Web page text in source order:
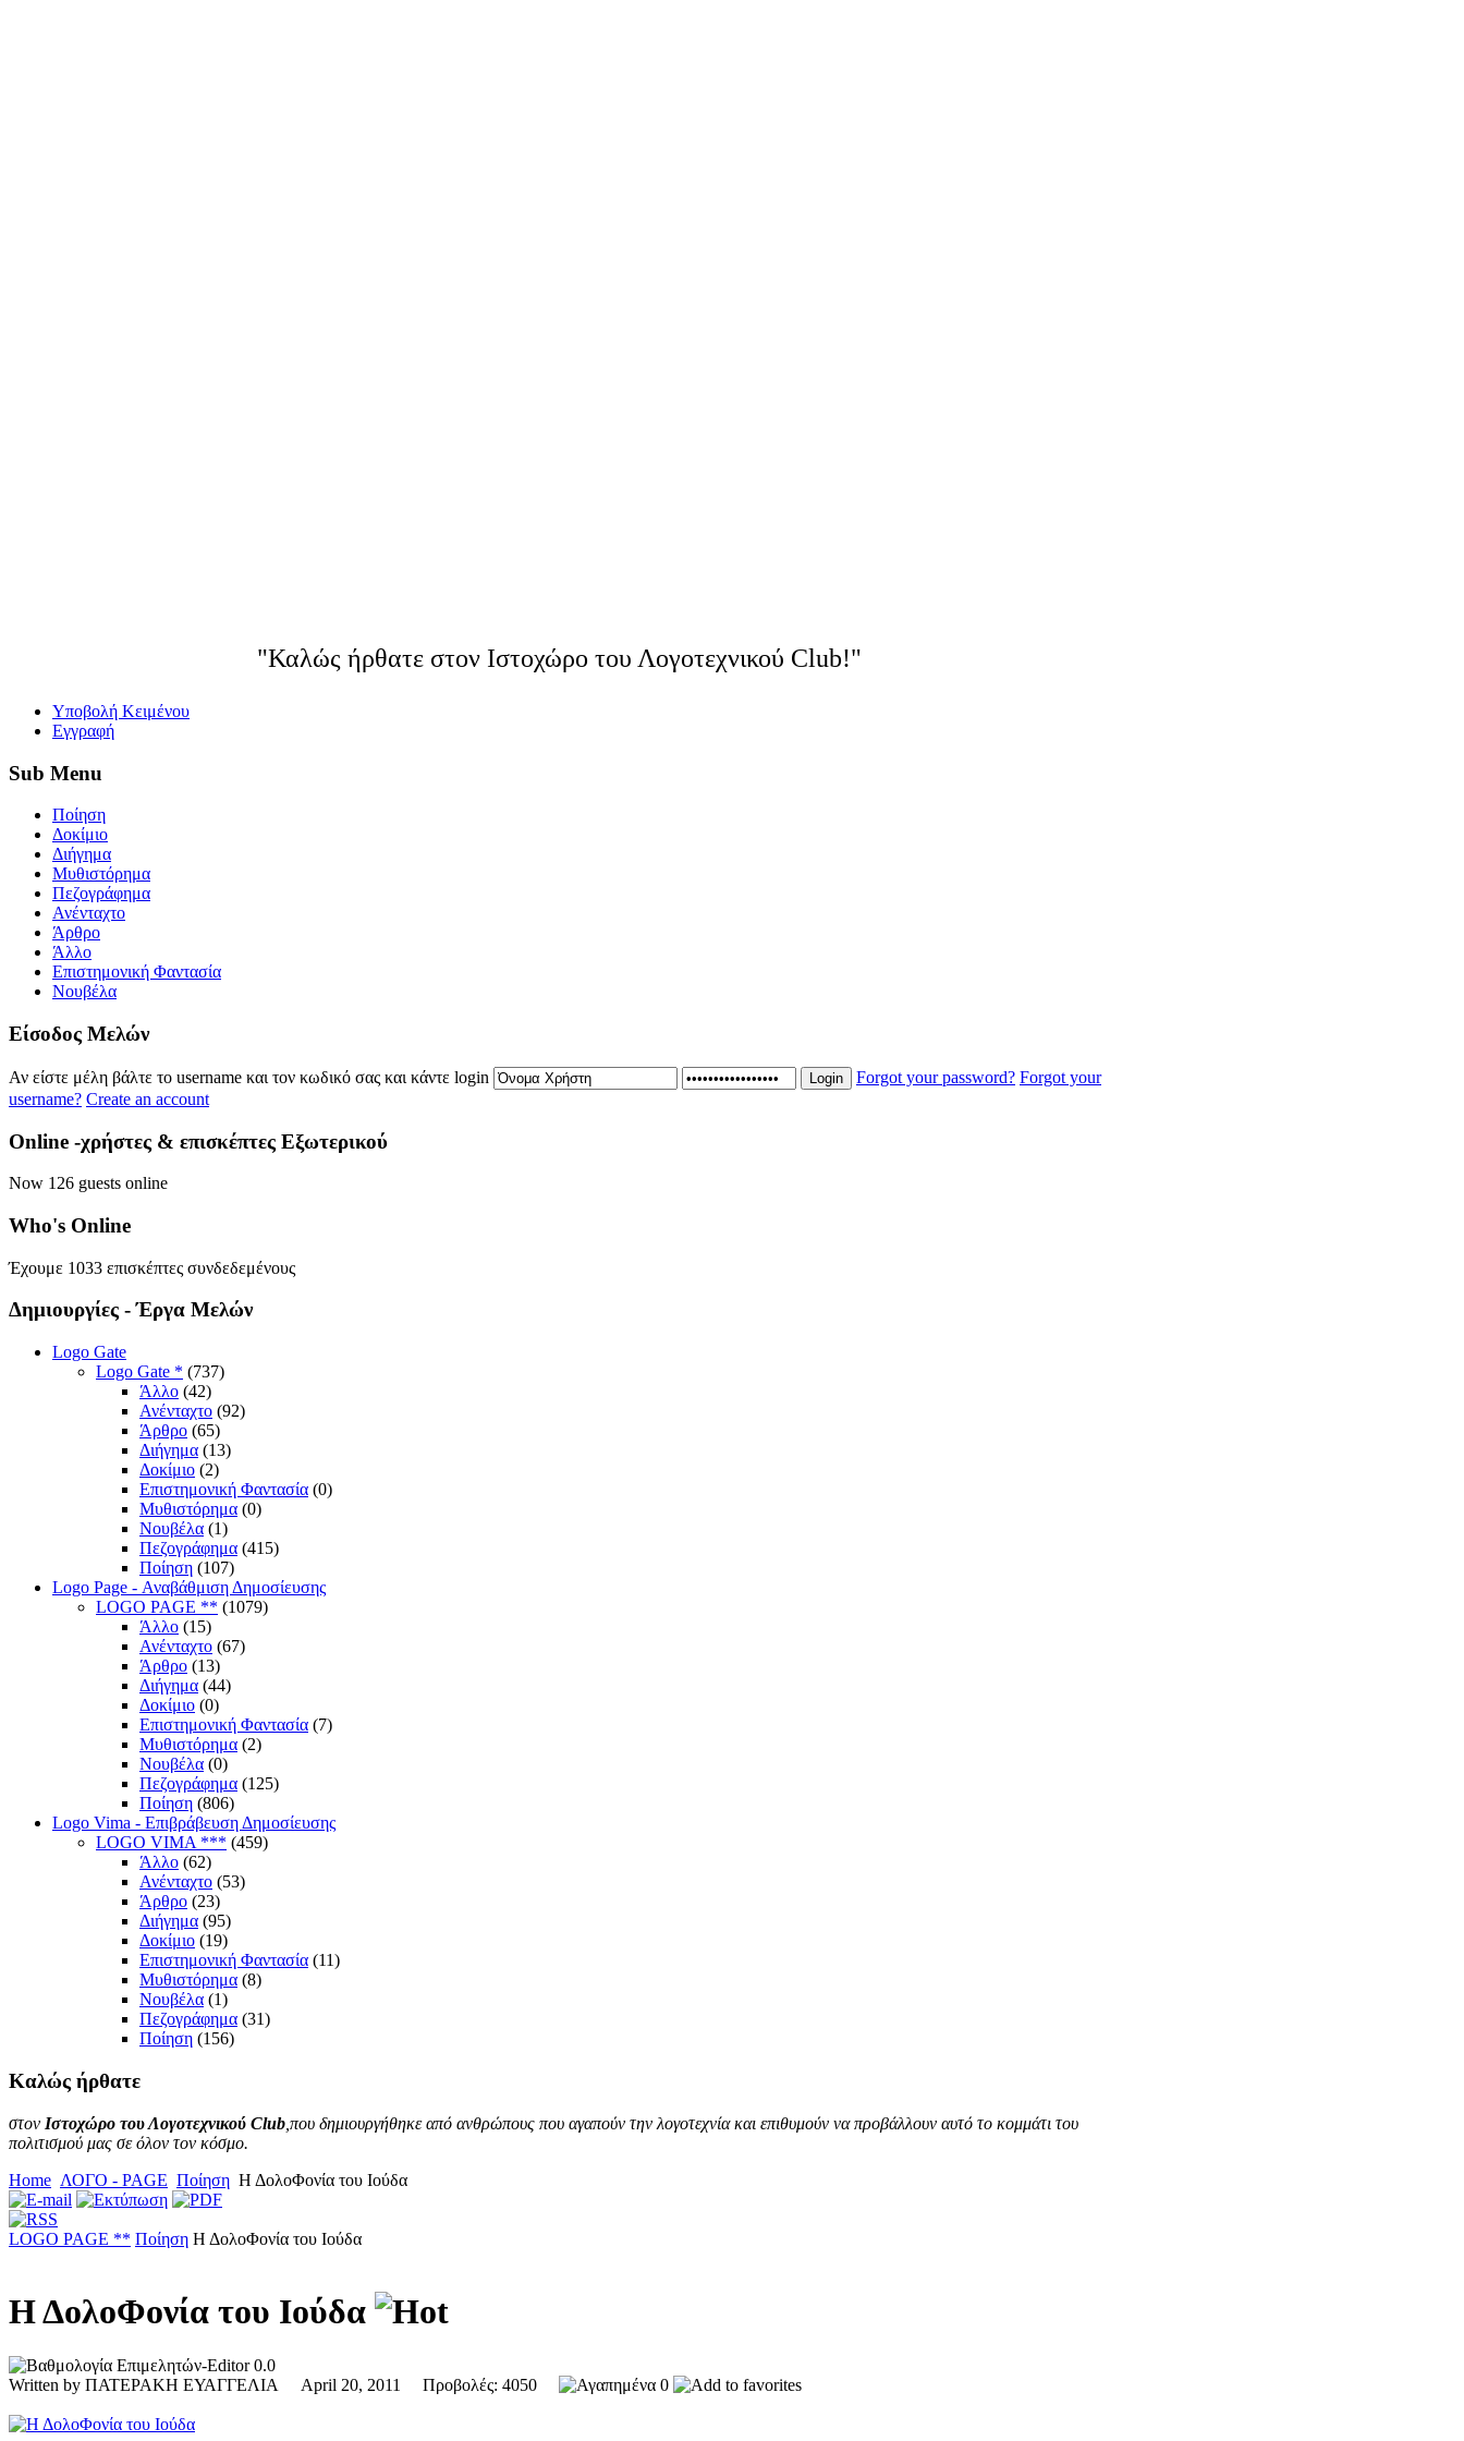
"Καλώς ήρθατε στον Ιστοχώρο του Λογοτεχνικού Club!"
Yποβολή Κειμένου
Εγγραφή
Sub Menu
Ποίηση
Δοκίμιο
Διήγημα
Μυθιστόρημα
Πεζογράφημα
Ανένταχτο
Άρθρο
Άλλο
Επιστημονική Φαντασία
Νουβέλα
Eίσοδος Μελών
Αν είστε μέλη βάλτε το username και τον κωδικό σας και κάντε login Login Forgot your password? Forgot your
username? Create an account
Online -χρήστες & επισκέπτες Εξωτερικού
Now 126 guests online
Who's Online
Έχουμε 1033 επισκέπτες συνδεδεμένους
Δημιουργίες - Έργα Μελών
Logo Gate
Logo Gate * (737)
Άλλο (42)
Ανένταχτο (92)
Άρθρο (65)
Διήγημα (13)
Δοκίμιο (2)
Επιστημονική Φαντασία (0)
Μυθιστόρημα (0)
Νουβέλα (1)
Πεζογράφημα (415)
Ποίηση (107)
Logo Page - Αναβάθμιση Δημοσίευσης
LOGO PAGE ** (1079)
Άλλο (15)
Ανένταχτο (67)
Άρθρο (13)
Διήγημα (44)
Δοκίμιο (0)
Επιστημονική Φαντασία (7)
Μυθιστόρημα (2)
Νουβέλα (0)
Πεζογράφημα (125)
Ποίηση (806)
Logo Vima - Επιβράβευση Δημοσίευσης
LOGO VIMA *** (459)
Άλλο (62)
Ανένταχτο (53)
Άρθρο (23)
Διήγημα (95)
Δοκίμιο (19)
Επιστημονική Φαντασία (11)
Μυθιστόρημα (8)
Νουβέλα (1)
Πεζογράφημα (31)
Ποίηση (156)
Καλώς ήρθατε
στον Ιστοχώρο του Λογοτεχνικού Club ,που δημιουργήθηκε από ανθρώπους που αγαπούν την λογοτεχνία και επιθυμούν να προβάλλουν αυτό το κομμάτι του
πολιτισμού μας σε όλον τον κόσμο.
Home ΛΟΓΟ - PAGE Ποίηση Η ΔολοΦονία του Ιούδα
LOGO PAGE ** Ποίηση Η ΔολοΦονία του Ιούδα
Η ΔολοΦονία του Ιούδα
0.0
Written by ΠΑΤΕΡΑΚΗ ΕΥΑΓΓΕΛΙΑ April 20, 2011 Προβολές: 4050
0